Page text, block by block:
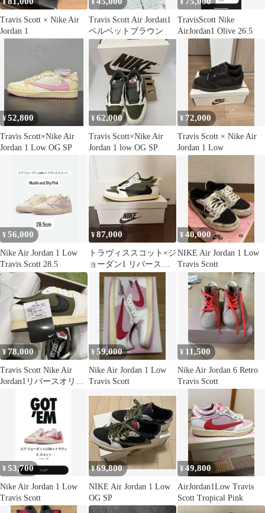
¥
Travis Scott × Nike Air
Jordan 1
¥
Travis Scott Air Jordan1
ベルベットブラウン
¥
TravisScott Nike
AirJordan1 Olive 26.5
¥52,800
Travis Scott×Nike Air
Jordan 1 Low OG SP
¥62,000
Travis Scott×Nike Air
Jordan 1 low OG SP
¥ 72,000
Travis Scott × Nike Air
Jordan 1 Low
¥56,000
Nike Air Jordan 1 Low
Travis Scott 28.5
¥87,000
トラヴィススコット×ジ
ョーダン1 リバースオ
リーブ
¥40,000
NIKE Air Jordan 1 Low
Travis Scott
¥78,000
Travis Scott Nike Air
Jordan1リバースオリー
¥59,000
Nike Air Jordan 1 Low
Travis Scott
¥ 11,500
Nike Air Jordan 6 Retro
Travis Scott
¥53,700
Nike Air Jordan 1 Low
Travis Scott
¥69,800
NIKE Air Jordan 1 Low
OG SP
¥49,800
AirJordan1Low Travis
Scott Tropical Pink